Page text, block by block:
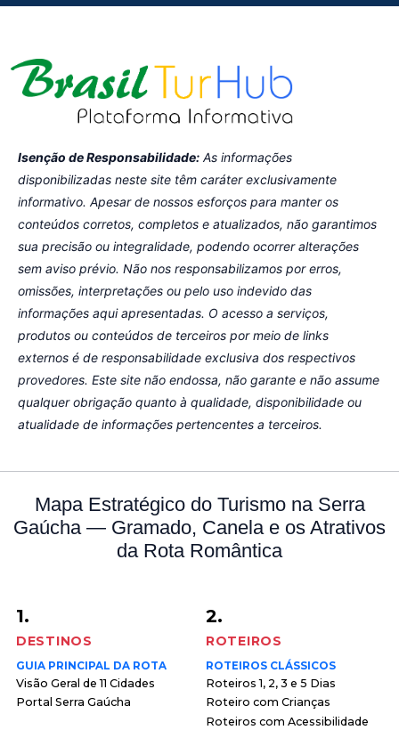
Isenção de Responsabilidade: As informações
disponibilizadas neste site têm caráter exclusivamente
informativo. Apesar de nossos esforços para manter os
conteúdos corretos, completos e atualizados, não garantimos
sua precisão ou integralidade, podendo ocorrer alterações
sem aviso prévio. Não nos responsabilizamos por erros,
omissões, interpretações ou pelo uso indevido das
informações aqui apresentadas. O acesso a serviços,
produtos ou conteúdos de terceiros por meio de links
externos é de responsabilidade exclusiva dos respectivos
provedores. Este site não endossa, não garante e não assume
qualquer obrigação quanto à qualidade, disponibilidade ou
atualidade de informações pertencentes a terceiros.
Mapa Estratégico do Turismo na Serra
Gaúcha — Gramado, Canela e os Atrativos
da Rota Romântica
1.
DESTINOS
GUIA PRINCIPAL DA ROTA
Visão Geral de 11 Cidades
Portal Serra Gaúcha
2.
ROTEIROS
ROTEIROS CLÁSSICOS
Roteiros 1, 2, 3 e 5 Dias
Roteiro com Crianças
Roteiros com Acessibilidade